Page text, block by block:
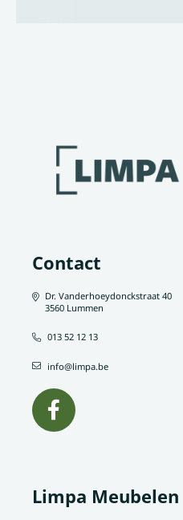
Limpa Meubelen
Contact
Dr. Vanderhoeydonckstraat 40
3560 Lummen
013 52 12 13
info@limpa.be